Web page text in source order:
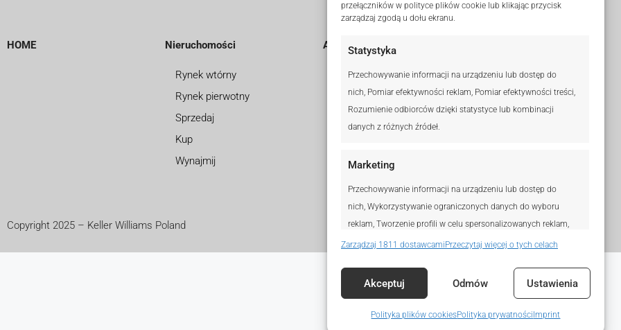
przełączników w polityce plików cookie lub klikając przycisk
zarządzaj zgodą u dołu ekranu.
Statystyka
Przechowywanie informacji na urządzeniu lub dostęp do
nich, Pomiar efektywności reklam, Pomiar efektywności treści,
Rozumienie odbiorców dzięki statystyce lub kombinacji
danych z różnych źródeł.
Marketing
Przechowywanie informacji na urządzeniu lub dostęp do
nich, Wykorzystywanie ograniczonych danych do wyboru
reklam, Tworzenie profili w celu spersonalizowanych reklam,
Wykorzystanie profili do wyboru spersonalizowanych reklam,
treści, Rozwój i ulepszanie usług, Wykorzystywanie
ograniczonych danych do wyboru treści.
Zarządzaj 1811 dostawcamiPrzeczytaj więcej o tych celach
Akceptuj Odmów Ustawienia
Polityka plików cookiesPolityka prywatności Imprint
HOME Nieruchomości
Rynek wtórny
Rynek pierwotny
Sprzedaj
Kup
Wynajmij
Agenci i Biura
DOŁĄCZ DO KW®
ZNAJDŹ AGENTKA KW®
Regulamin sklepu
internetowego
Polityka prywatności
Imprint
Copyright 2025 – Keller Williams Poland